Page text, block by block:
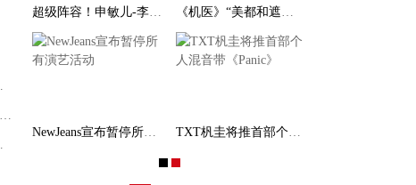
大学圆满举
困境中的热爱与坚守，快手助推困境非遗传承人打造数字传承新场景
鎏金百
超级阵容！申敏儿-李钟硕-朱智勋-李世荣主演新《 《机医》“美都和遮阳伞”为《总有一天机智的住
NewJeans宣布暂停所有演艺活动 TXT杋圭将推首部个人混音带《Panic》